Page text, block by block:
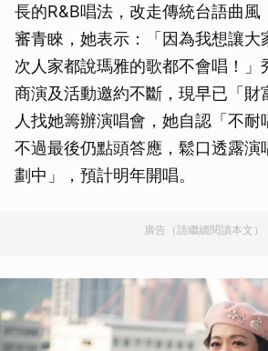
長的R&B唱法，改走傳統台語曲風
審青睞，她表示：「因為我想讓大
次人家都說瑪雅的歌都不會唱！」
商演及活動邀約不斷，現早已「財
人找她籌辦演唱會，她自認「不耐
不過最後仍點頭答應，鬆口透露演
劃中」，預計明年開唱。
廣告（請繼續閱讀本文）